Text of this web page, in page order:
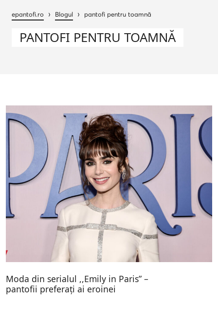
epantofi.ro › Blogul › pantofi pentru toamnă
PANTOFI PENTRU TOAMNĂ
Moda din serialul ,,Emily in Paris” –
pantofii preferați ai eroinei